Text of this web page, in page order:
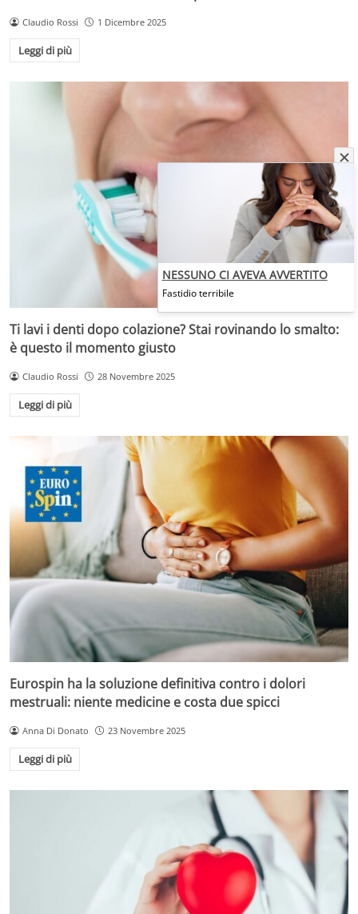
Claudio Rossi 1 Dicembre 2025
Leggi di più
Ti lavi i denti dopo colazione? Stai rovinando lo smalto:
è questo il momento giusto
Claudio Rossi 28 Novembre 2025
Leggi di più
Eurospin ha la soluzione definitiva contro i dolori
mestruali: niente medicine e costa due spicci
Anna Di Donato 23 Novembre 2025
Leggi di più
NESSUNO CI AVEVA AVVERTITO
Fastidio terribile